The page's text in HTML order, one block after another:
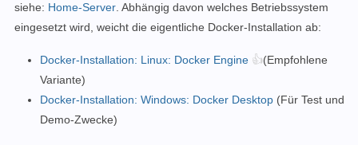
siehe: Home-Server . Abhängig davon welches Betriebssystem
eingesetzt wird, weicht die eigentliche Docker-Installation ab:
Docker-Installation: Linux: Docker Engine 👍(Empfohlene
Variante)
Docker-Installation: Windows: Docker Desktop (Für Test und
Demo-Zwecke)